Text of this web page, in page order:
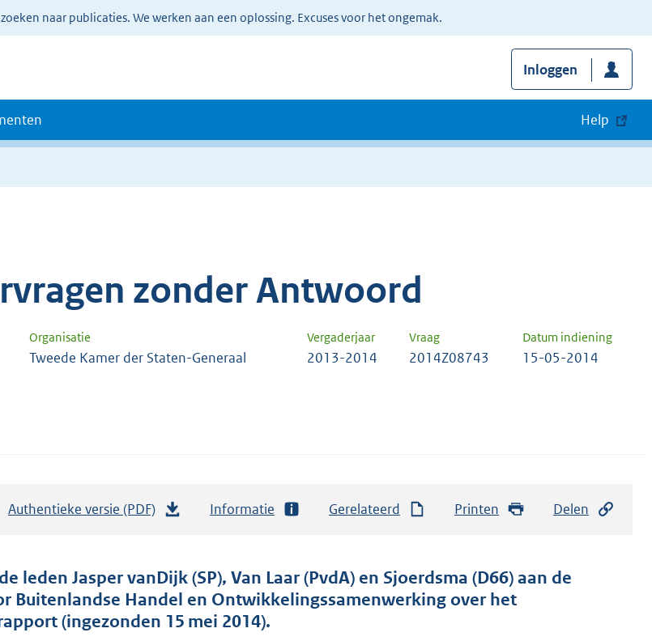
naar publicaties. We werken aan een oplossing. Excuses voor het ongemak.
Inloggen
Help
zonder Antwoord
Organisatie Vergaderjaar Vraag Datum indiening
Tweede Kamer der Staten-Generaal 2013-2014 2014Z08743 15-05-2014
Authentieke versie (PDF)
t
a
n
Informatie Gerelateerd Printen Delen
leden Jasper vanDijk (SP), Van Laar (PvdA) en Sjoerdsma (D66) aan de
Buitenlandse Handel en Ontwikkelingssamenwerking over het
(ingezonden 15 mei 2014).